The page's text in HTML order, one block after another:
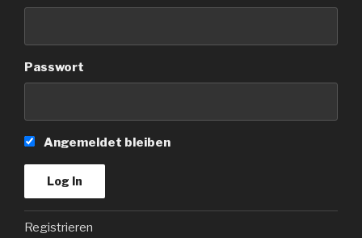
Passwort
Angemeldet bleiben
Registrieren